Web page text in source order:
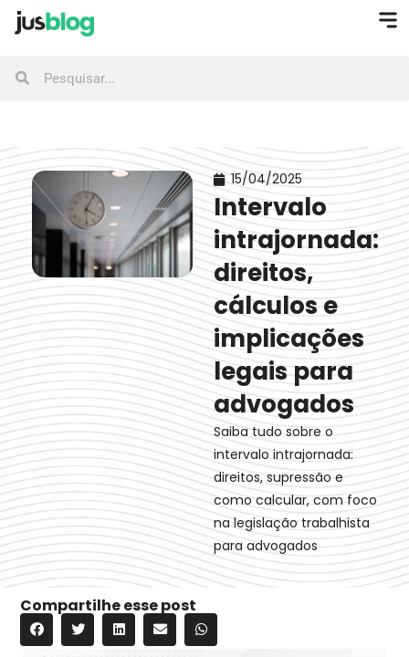
15/04/2025
Intervalo
intrajornada:
direitos,
cálculos e
implicações
legais para
advogados
Saiba tudo sobre o
intervalo intrajornada:
direitos, supressão e
como calcular, com foco
na legislação trabalhista
para advogados
Compartilhe esse post